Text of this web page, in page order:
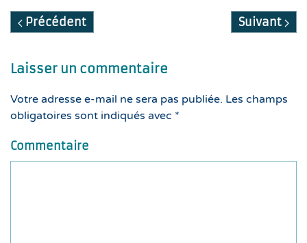
Précédent Suivant
Laisser un commentaire
Votre adresse e-mail ne sera pas publiée. Les champs
obligatoires sont indiqués avec *
Commentaire